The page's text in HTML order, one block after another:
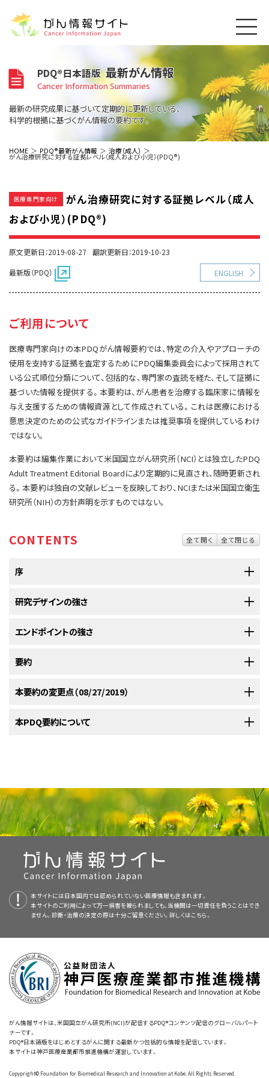
About Cancer Information Japan
プライバシーポリシー
お問い合わせ
寄附・協賛のお願い
沿革
関連リンク
がんの種類
Cancer Types
眼
呼吸器
乳腺
消化管
肝胆膵
泌尿器
婦人科
骨軟部
造血器
内分泌
補完代替医療
最新がん情報
Summaries
治療（小児）
支持療法と緩和ケア
遺伝学的情報
がん用語辞書
Dictionary
お知らせ一覧
サイト内検索 お問い合わせ
PDQ®日本語版最新がん情報
Cancer Information Summaries
最新の研究成果に基づいて定期的に更新している、
科学的根拠に基づくがん情報の要約です。
HOME PDQ®最新がん情報 治療（成人）
がん治療研究に対する証拠レベル（成人および小児）(PDQ®)
医療専門家向け
がん治療研究に対する証拠レベル（成人
および小児）(PDQ®)
原文更新日：2019-08-27 翻訳更新日：2019-10-23
最新版（PDQ）
ENGLISH
ご利用について
医療専門家向けの本PDQがん情報要約では、特定の介入やアプローチの
使用を支持する証拠を査定するためにPDQ編集委員会によって採用されて
いる公式順位分類について、包括的な、専門家の査読を経た、そして証拠に
基づいた情報を提供する。本要約は、がん患者を治療する臨床家に情報を
与え支援するための情報資源として作成されている。これは医療における
意思決定のための公式なガイドラインまたは推奨事項を提供しているわけ
ではない。
本要約は編集作業において米国国立がん研究所（NCI）とは独立したPDQ
Adult Treatment Editorial Boardにより定期的に見直され、随時更新され
る。本要約は独自の文献レビューを反映しており、NCIまたは米国国立衛生
研究所（NIH）の方針声明を示すものではない。
CONTENTS 全て開く 全て閉じる
序
さまざまなエンドポイントが、腫瘍学における臨床研究で測定され、報告さ
な死亡、生活の質、またはこれら4つの転帰の間接的な代替、例えば、無再発
イントはまた、ゴールドスタンダード-ランダム化二重盲検対照臨床試験-から
内でも決定される。治療戦略の報告結果に関する証拠の強さを読者が判断
している。すべての所定の治療に対して、結果は以下の2つの尺度のそれぞ
れに基づいて順位付けされる：（1）研究デザインの強さおよび（2）エンドポイ
証拠の強さに異なる「カットポイント」を使用することがある；しかしながら、
証拠レベルの公式的な記述は、データに一定の枠組みを提供し、特定の推
奨につながる。
Editorial Board は、以下に示すように、 PDQ Adult Cancer Treatment
Summaries および PDQ Pediatric Cancer Treatment Summaries
レベルに関する情報を適宜追加する。
研究デザインの強さ
さまざまな種類の研究デザインを、以下のように強さの降順に記載する：
タンダードである。この順位を得るには、ランダム化および治療割り
の臨床試験において、治療割り付け後二重盲検はできないが、それ
は手技または毒性作用が研究割り付け間で、しばしば医療専門家お
よび患者の両方に明らかなほど異なるためである。しかしながら、
ほとんどのケースにおいて、ランダム化が行われるまでは研究者と
患者に対する盲検化が可能である。実施される治療の盲検化が達
成できない場合は、1iiの順位が割り当てられる。
統合を提供する。メタアナリシスからの証拠の強さは、個々の研究
の運営の質に基づく。さらに、メタアナリシスは、個々の研究におけ
アナリシスの結果を比較したある研究は、わずかな一致しか示さな
かった（κ統計量、0.35）。大規模ランダム化比較試験の結果は、メタ
アナリシスによってその時点の35％が正確に予測されなかった。
[1][
メタアナリシスが、相反する結論に達することがある。 [2]
そのため、
ム化試験と同じ証拠レベルのカテゴリーに配置される。
ランダム化試験のサブセット分析は、多重性（すなわち、複数のサブ
エンドポイントの強さ
成人および小児がん治療に対して一般に測定されるエンドポイントを、以下
全死亡（または定義された時点からの全生存）。
この転帰は議論の余地はあるが患者にとって最も重要であり、また
的な死亡）。
これは疾患特異的介入において生物学的に最も重要となりうるが、
全死亡に比べより主観的なエンドポイントであり、その決定において
た、全生存を実際に短くしうる治療の重要な作用を見逃すことがあ
る。
注意深く評価された生活の質。
これは患者にとってきわめて重要なエンドポイントである。そのた
間接的な代替。
無再発生存。
無病生存。
腫瘍奏効率。
これらのエンドポイントは、研究者の解釈による影響を受けやすい。
要約
研究または臨床経験はデザインの強さとエンドポイントの重要性の両方に
（例えば、全生存において良好な治療成績を示す非盲検化ランダム化研究に
順位分類システムは、研究結果の考察のための出発点として証拠の強さに
関する順位分類を提供する。
本要約の変更点（08/27/2019）
PDQがん情報要約は定期的に見直され、新情報が利用可能になり次第更
本文で以下の記述が改訂された；一部の研究デザインでは、内部比較被験
者が設けられている一方、そうではない研究デザインもある。
本文に以下の記述が追加された；腫瘍学における治療戦略を比較する内部
比較群を設けた大規模な集団ベースの観察研究であっても、解釈には最大
限の注意を払うべきである；観察研究とランダム化臨床試験（RCT）の結果
を直接比較した1件の研究において、研究者らは、がんの診断に対して治療
レジメンを比較したSurveillance, Epidemiology, and End Results
(SEER) Program、SEER-Medicare、またはNational Cancer Databaseか
らのデータを用いて2000年から2016年に発表された観察研究の系統的な
MEDLINE検索を実施した（引用、参考文献3としてSoni et al.）。また以下が
追加された；研究者らは、350件の治療比較を同じ比較を実施した121件の
RCTにマッチングし、観察研究とマッチングしたRCTのハザード比間で有意
な相関は認められないことを明らかにした。注目すべきことに、厳密である
と評価され、全生存を報告した70件の観察研究のうち、肯定的な結果を報
告した研究は35件であった一方、RCTでは差が報告されず、反対方向の影
響も示されなかった。
本要約はPDQ Adult Treatment Editorial Boardが作成と内容の更新を
ビューを反映しており、NCIまたはNIHの方針声明を示すものではない。
本PDQ要約について
使用を支持する証拠を査定するためにPDQ編集委員会によって採用されて
いる公式順位分類について、包括的な、専門家の査読を経た、そして証拠に
基づいた情報を提供する。本要約は、がん患者を治療する臨床家に情報を
意思決定のための公式なガイドラインまたは推奨事項を提供しているわけ
ではない。
査読者および更新情報
Adult Treatment Editorial Boardにより定期的に見直され、随時更新され
る。本要約は独自の文献レビューを反映しており、NCIまたは米国国立衛生
研究所（NIH）の方針声明を示すものではない。
委員会のメンバーは毎月、最近発表された記事を見直し、記事に対して以下
を行うべきか決定する：
会議での議論、
本サイトには日本国内では認められていない医療情報も含まれます。
本サイトのご利用によって万一損害を被られましても、当機関は一切責任を負うことはでき
ません。診断・治療の決定の際は十分ご留意ください。詳しくはこちら。
がん情報サイトは、米国国立がん研究所(NCI)が配信するPDQ®コンテンツ配信のグローバルパート
ナーです。
PDQ®日本語版をはじめとするがんに関する最新かつ包括的な情報を配信しています。
本サイトは神戸医療産業都市推進機構が運営しています。
Copypright© Foundation for Biomedical Research and Innovation at Kobe. All Rights Reserved.